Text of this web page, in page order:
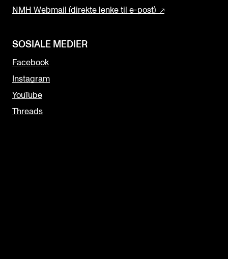
NMH Webmail (direkte lenke til e-post)
SOSIALE MEDIER
Facebook
Instagram
YouTube
Threads